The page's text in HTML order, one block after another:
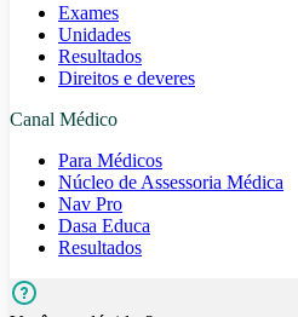
Exames
Unidades
Resultados
Direitos e deveres
Canal Médico
Para Médicos
Núcleo de Assessoria Médica
Nav Pro
Dasa Educa
Resultados